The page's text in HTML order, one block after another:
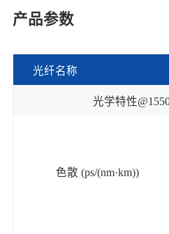
产品参数
光纤名称
光学特性
色散 (ps/(nm·km))